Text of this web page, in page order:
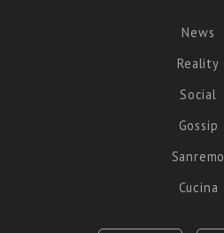
News
Reality
Social
Gossip
Sanremo
Cucina